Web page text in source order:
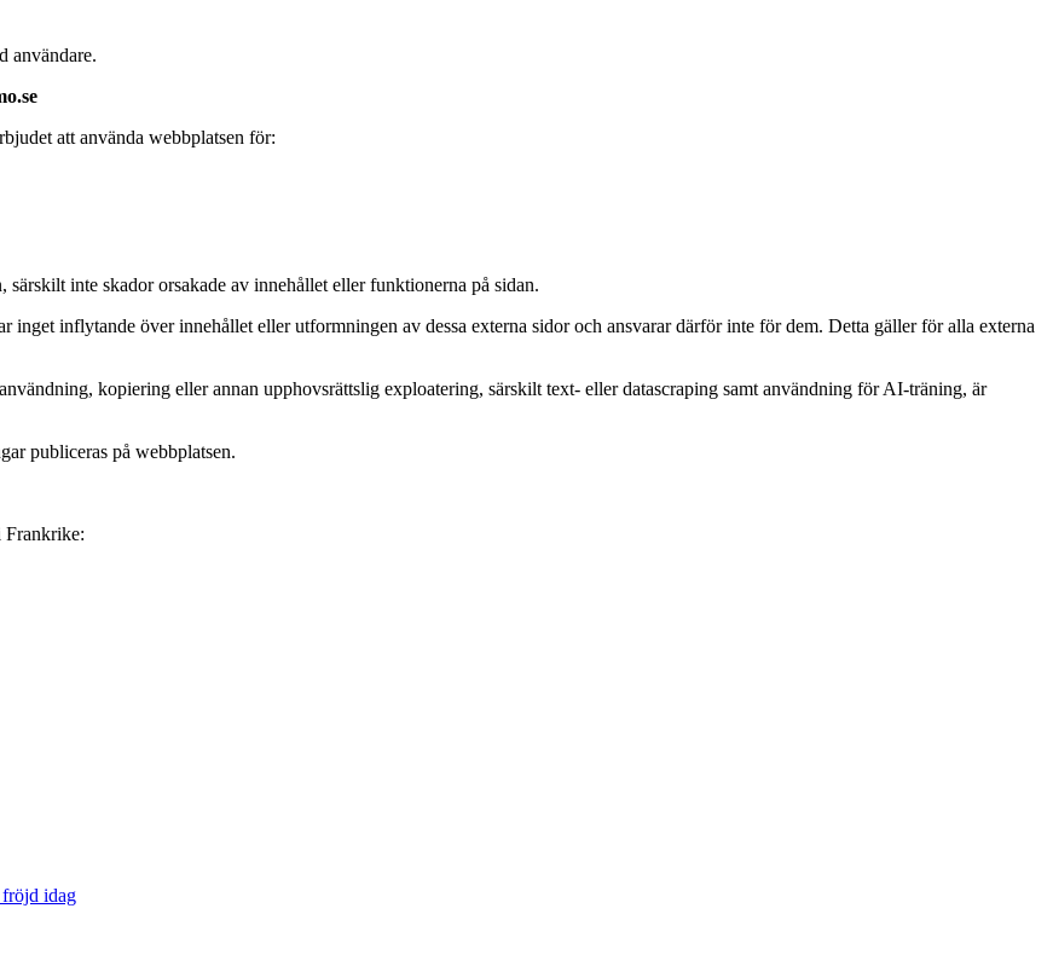
användare.
att använda webbplatsen för:
inte skador orsakade av innehållet eller funktionerna på sidan.
inflytande över innehållet eller utformningen av dessa externa sidor och ansvarar därför inte för dem. Detta gäller för alla externa
kopiering eller annan upphovsrättslig exploatering, särskilt text- eller datascraping samt användning för AI-träning, är
publiceras på webbplatsen.
fröjd idag